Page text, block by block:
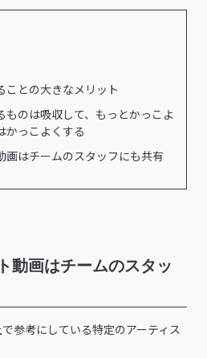
ことの大きなメリット
ものは吸収して、もっとかっこよ
かっこよくする
画はチームのスタッフにも共有
動画はチームのスタッ
で参考にしている特定のアーティス